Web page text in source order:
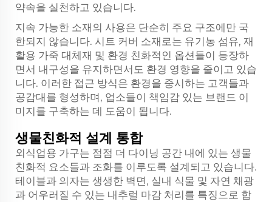
약속을 실천하고 있습니다.
지속 가능한 소재의 사용은 단순히 주요 구조에만 국
한되지 않습니다. 시트 커버 소재로는 유기농 섬유, 재
활용 가죽 대체재 및 환경 친화적인 옵션들이 등장하
면서 내구성을 유지하면서도 환경 영향을 줄이고 있습
니다. 이러한 접근 방식은 환경을 중시하는 고객들과
공감대를 형성하며, 업소들이 책임감 있는 브랜드 이
미지를 구축하는 데 도움이 됩니다.
생물친화적 설계 통합
외식업용 가구는 점점 더 다이닝 공간 내에 있는 생물
친화적 요소들과 조화를 이루도록 설계되고 있습니다.
테이블과 의자는 생생한 벽면, 실내 식물 및 자연 채광
과 어우러질 수 있는 내추럴 마감 처리를 특징으로 합